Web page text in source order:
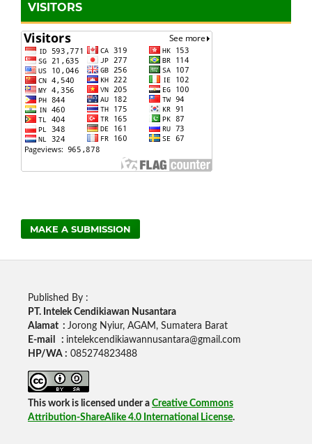
VISITORS
MAKE A SUBMISSION
Published By :
PT. Intelek Cendikiawan Nusantara
Alamat : Jorong Nyiur, AGAM, Sumatera Barat
E-mail : intelekcendikiawannusantara@gmail.com
HP/WA : 085274823488
This work is licensed under a Creative Commons
Attribution-ShareAlike 4.0 International License.